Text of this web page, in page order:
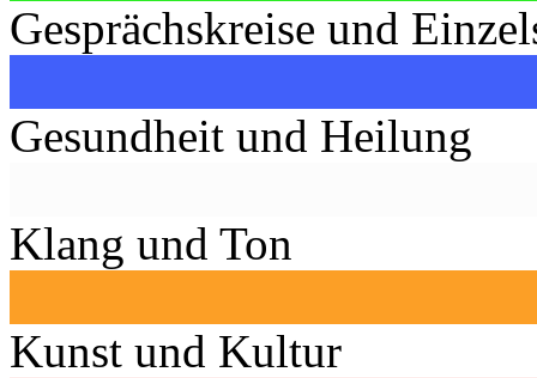
Gesprächskreise und
Gesundheit und Heilung
Klang und Ton
Kunst und Kultur